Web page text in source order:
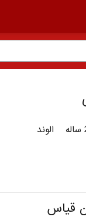
قیاس